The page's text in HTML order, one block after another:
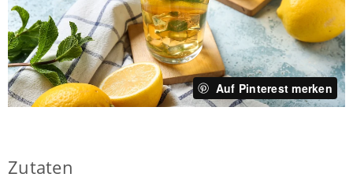
Auf Pinterest merken
Zutaten